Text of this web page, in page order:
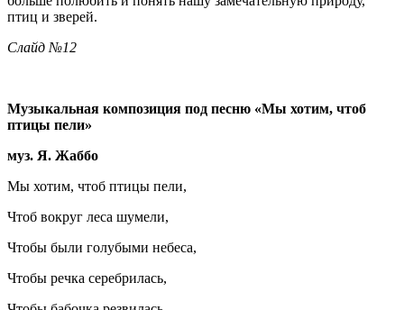
птиц и зверей.
Слайд №12
Музыкальная композиция под песню «Мы хотим, чтоб
птицы пели»
муз. Я. Жаббо
Мы хотим, чтоб птицы пели,
Чтоб вокруг леса шумели,
Чтобы были голубыми небеса,
Чтобы речка серебрилась,